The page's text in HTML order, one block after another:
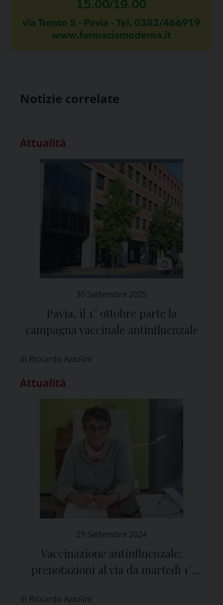
Notizie correlate
Attualità
30 Settembre 2025
Pavia, il 1° ottobre parte la
campagna vaccinale antinfluenzale
di Riccardo Azzolini
Attualità
29 Settembre 2024
Vaccinazione antinfluenzale:
prenotazioni al via da martedì 1°
di Riccardo Azzolini